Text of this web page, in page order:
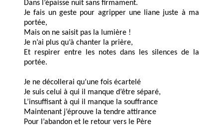
Dans l’épaisse nuit sans firmament.
Je fais un geste pour agripper une liane juste à ma
portée,
Mais on ne saisit pas la lumière !
Je n’ai plus qu’à chanter la prière,
Et respirer entre les notes dans les silences de la
portée.
Je ne décollerai qu’une fois écartelé
Je suis celui à qui il manque d’être séparé,
L’insuffisant à qui il manque la souffrance
Maintenant j’éprouve la tendre attirance
Pour l’abandon et le retour vers le Père